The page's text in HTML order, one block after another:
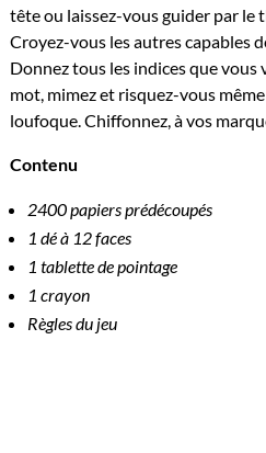
tête ou laissez-vous guider par le
Croyez-vous les autres capables
Donnez tous les indices que vous
mot, mimez et risquez-vous
loufoque. Chiffonnez, à vos
Contenu
2400 papiers prédécoupés
1 dé à 12 faces
1 tablette de pointage
1 crayon
Règles du jeu